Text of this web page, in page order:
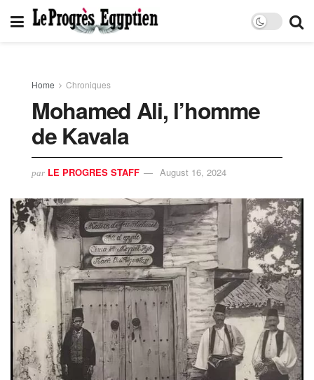
Home Chroniques
Mohamed Ali, l’homme
de Kavala
par LE PROGRES STAFF August 16, 2024